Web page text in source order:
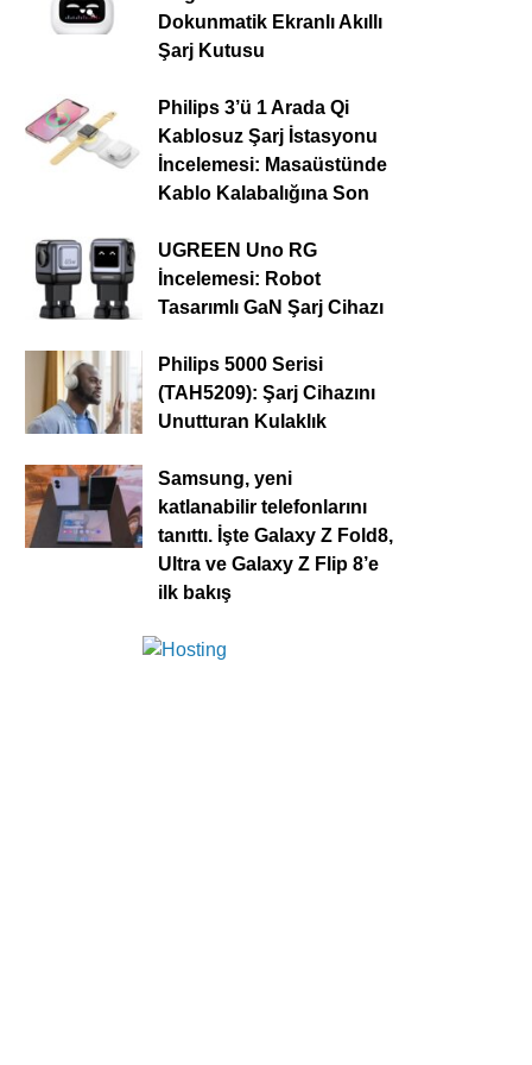
Dokunmatik Ekranlı Akıllı
Şarj Kutusu
Philips 3’ü 1 Arada Qi
Kablosuz Şarj İstasyonu
İncelemesi: Masaüstünde
Kablo Kalabalığına Son
UGREEN Uno RG
İncelemesi: Robot
Tasarımlı GaN Şarj Cihazı
Philips 5000 Serisi
(TAH5209): Şarj Cihazını
Unutturan Kulaklık
Samsung, yeni
katlanabilir telefonlarını
tanıttı. İşte Galaxy Z Fold8,
Ultra ve Galaxy Z Flip 8’e
ilk bakış